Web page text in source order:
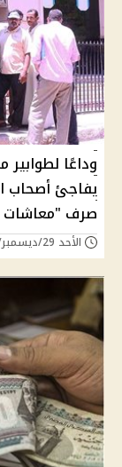
وداعًا لطوابير
يفاجئ أصحاب
صرف "معاشات
الأحد 29/ديسمبر/2024 - 07:20 م